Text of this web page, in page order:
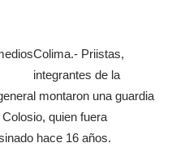
Colima.- Priistas,
integrantes de la
montaron una guardia
quien fuera
hace 16 años.